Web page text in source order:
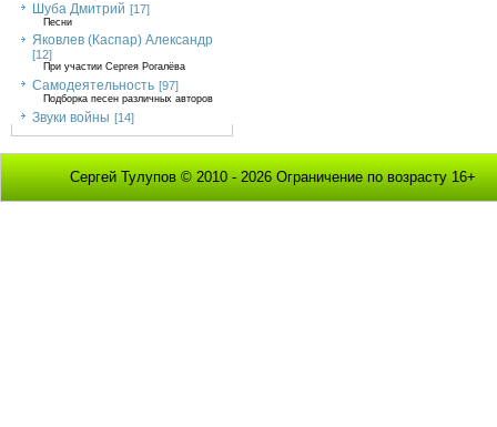
Шуба Дмитрий [17]
Песни
Яковлев (Каспар) Александр
[12]
При участии Сергея Рогалёва
Самодеятельность [97]
Подборка песен различных авторов
Звуки войны [14]
Сергей Тулупов © 2010 - 2026 Ограничение по возрасту 16+